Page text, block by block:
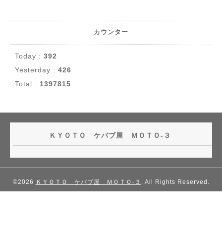
カウンター
Today : 392
Yesterday : 426
Total : 1397815
ＫＹＯＴＯ ケバブ屋 ＭＯＴＯ-３
©2026 ＫＹＯＴＯ ケバブ屋 ＭＯＴＯ-３ . All Rights Reserved.